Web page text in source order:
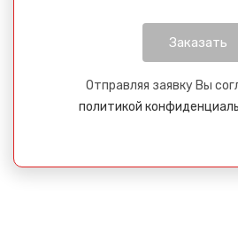
Отправляя заявку Вы
политикой